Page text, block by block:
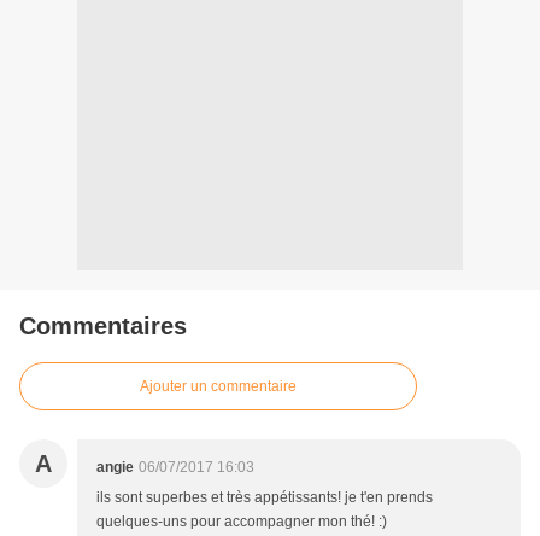
Commentaires
Ajouter un commentaire
A angie 06/07/2017 16:03
ils sont superbes et très appétissants! je t'en prends
quelques-uns pour accompagner mon thé! :)